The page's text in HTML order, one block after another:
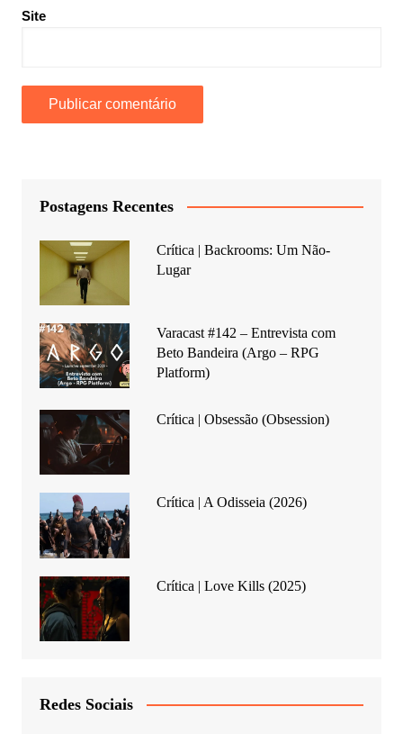
Site
Postagens Recentes
Crítica | Backrooms: Um Não-
Lugar
Varacast #142 – Entrevista com
Beto Bandeira (Argo – RPG
Platform)
Crítica | Obsessão (Obsession)
Crítica | A Odisseia (2026)
Crítica | Love Kills (2025)
Redes Sociais